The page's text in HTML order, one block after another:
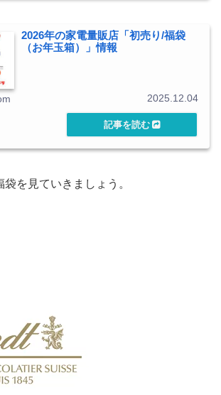
2026年の家電量販店「初売り/福袋
（お年玉箱）」情報
2025.12.04
を見ていきましょう。